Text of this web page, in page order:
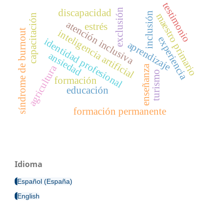
formación
atención inclusiva
identidad profesional enseñanza
aprendizaje
inclusión
exclusión
discapacidad
capacitación inteligencia artificial
estrés
ansiedad
síndrome de burnout formación permanente
maestro primario
agricultura turismo
educación
experiencia
testimonio
Idioma
Español (España)
English